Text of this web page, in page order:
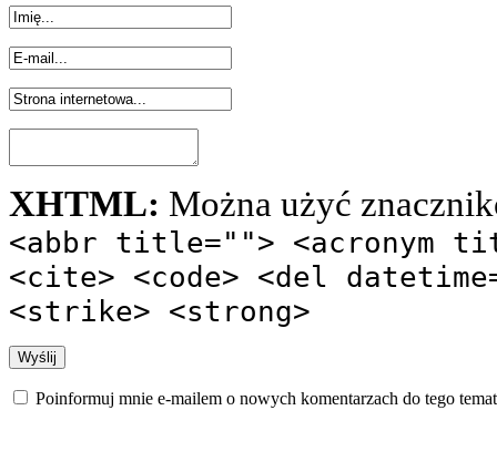
XHTML: Można użyć
<abbr title=""> <acronym
<cite> <code> <del
<strike> <strong>
Poinformuj mnie e-mailem o nowych komentarzach do tego